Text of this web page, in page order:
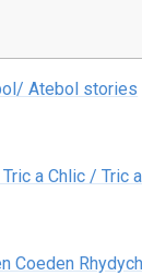
Atebol stories
a Chlic / Tric
Coeden